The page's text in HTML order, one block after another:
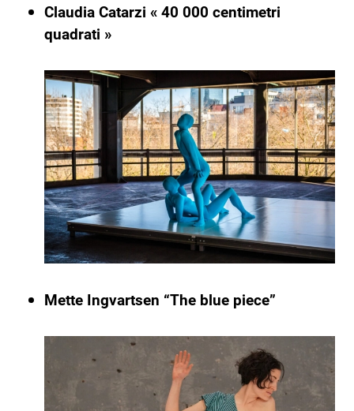
Claudia Catarzi « 40 000 centimetri
quadrati »
Mette Ingvartsen “The blue piece”